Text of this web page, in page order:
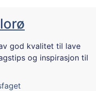
god kvalitet til lave
og inspirasjon til